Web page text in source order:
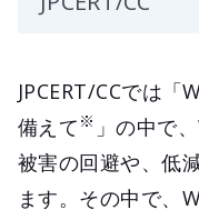
JPCERT/CCでは
備えて ※ 」の中で
被害の回避や、低
ます。その中で、